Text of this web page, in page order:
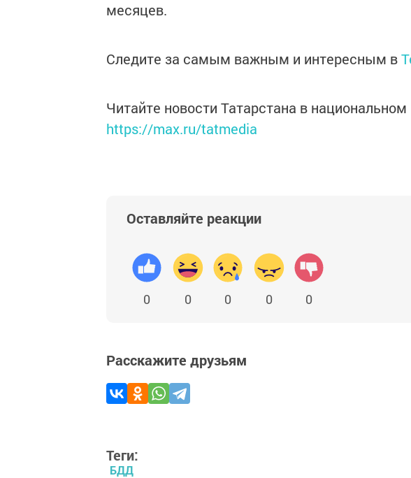
месяцев.
Следите за самым важным и интересным в
Читайте новости Татарстана в
https://max.ru/tatmedia
Оставляйте реакции
0 0 0 0 0
Расскажите друзьям
Теги:
БДД